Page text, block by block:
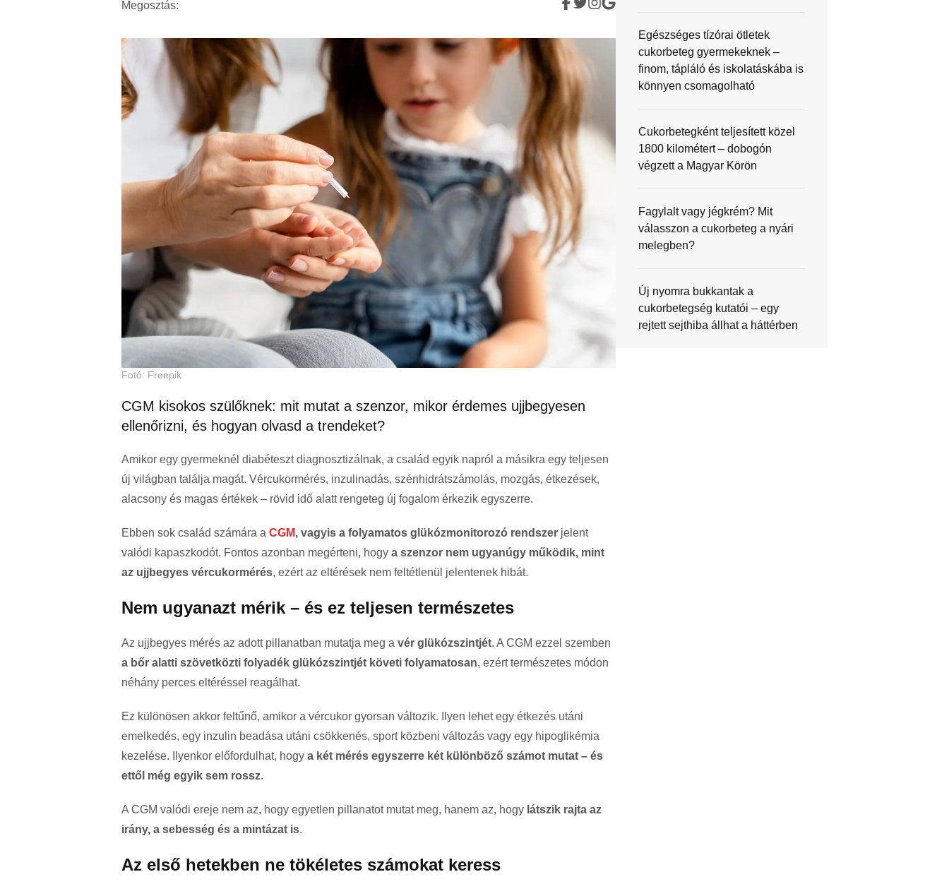
Megosztás:
Fotó: Freepik
CGM kisokos szülőknek: mit mutat a szenzor, mikor érdemes ujjbegyesen
ellenőrizni, és hogyan olvasd a trendeket?
Amikor egy gyermeknél diabéteszt diagnosztizálnak, a család egyik napról a másikra egy teljesen
új világban találja magát. Vércukormérés, inzulinadás, szénhidrátszámolás, mozgás, étkezések,
alacsony és magas értékek – rövid idő alatt rengeteg új fogalom érkezik egyszerre.
Ebben sok család számára a CGM, vagyis a folyamatos glükózmonitorozó rendszer jelent
valódi kapaszkodót. Fontos azonban megérteni, hogy a szenzor nem ugyanúgy működik, mint
az ujjbegyes vércukormérés, ezért az eltérések nem feltétlenül jelentenek hibát.
Nem ugyanazt mérik – és ez teljesen természetes
Az ujjbegyes mérés az adott pillanatban mutatja meg a vér glükózszintjét. A CGM ezzel szemben
a bőr alatti szövetközti folyadék glükózszintjét követi folyamatosan, ezért természetes módon
néhány perces eltéréssel reagálhat.
Ez különösen akkor feltűnő, amikor a vércukor gyorsan változik. Ilyen lehet egy étkezés utáni
emelkedés, egy inzulin beadása utáni csökkenés, sport közbeni változás vagy egy hipoglikémia
kezelése. Ilyenkor előfordulhat, hogy a két mérés egyszerre két különböző számot mutat – és
ettől még egyik sem rossz.
A CGM valódi ereje nem az, hogy egyetlen pillanatot mutat meg, hanem az, hogy látszik rajta az
irány, a sebesség és a mintázat is.
Az első hetekben ne tökéletes számokat keress
Egészséges tízórai ötletek
cukorbeteg gyermekeknek –
finom, tápláló és iskolatáskába is
könnyen csomagolható
Cukorbetegként teljesített közel
1800 kilométert – dobogón
végzett a Magyar Körön
Fagylalt vagy jégkrém? Mit
válasszon a cukorbeteg a nyári
melegben?
Új nyomra bukkantak a
cukorbetegség kutatói – egy
rejtett sejthiba állhat a háttérben